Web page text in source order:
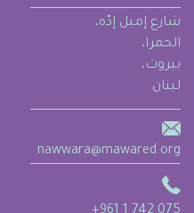
شارع إميل إدّه،
الحمرا،
بيروت،
لبنان
nawwara@mawared.org